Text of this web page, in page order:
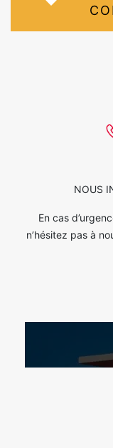
NOUS
En cas
n’hésitez pas à